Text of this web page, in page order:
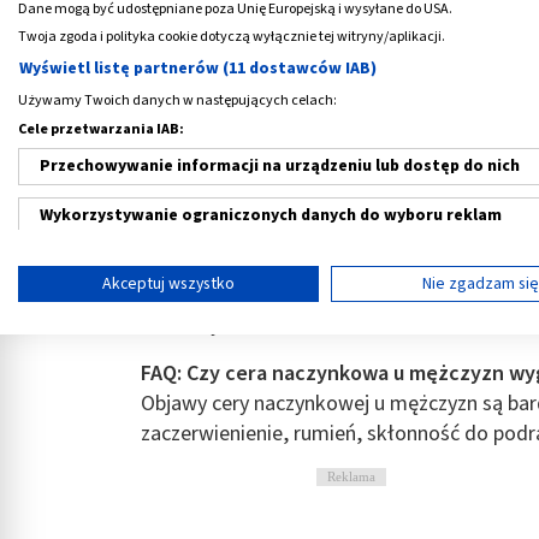
krwionośnych, głównie na policzkach,
jasna karnacja, skłonność do
rozszerzone naczynka, które mogą pękać
wewnętrznych.
Skóra naczynkowa jest bardzo wrażliwa,
temperatury, wysiłek fizyczny, stres czy
większa u kobiet, ale cera naczynkowa
szybka reakcja na promieniowanie UV oraz
FAQ: Czy cera naczynkowa u mężczyzn
Objawy cery naczynkowej u mężczyzn są
zaczerwienienie, rumień, skłonność do
Reklama
Dane mogą być udostępniane poza Unię Europejską i wysyłane do USA.
Twoja zgoda i polityka cookie dotyczą wyłącznie tej witryny/aplikacji.
Wyświetl listę partnerów (11 dostawców IAB)
Używamy Twoich danych w następujących celach:
Cele przetwarzania IAB:
Przechowywanie informacji na urządzeniu lub dostęp do nich
Wykorzystywanie ograniczonych danych do wyboru reklam
Tworzenie profili w celu spersonalizowanych reklam
Tworzenie profili w celu personalizacji treści
Wykorzystywanie profili w celu doboru spersonalizowanych
Akceptuj wszystko Nie zgadzam się